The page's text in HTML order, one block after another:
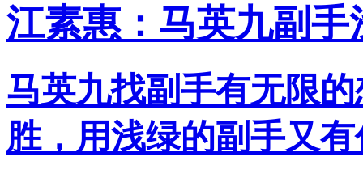
江素惠：马英九副手
马英九找副手有无限
胜，用浅绿的副手又